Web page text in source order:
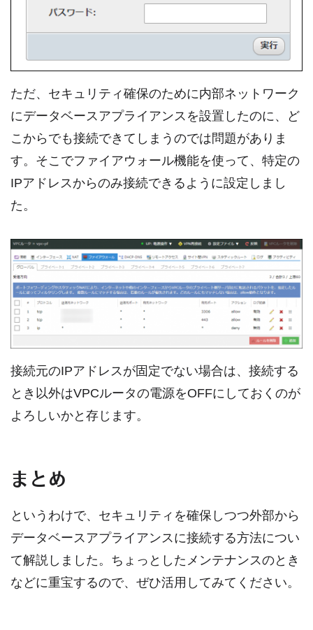
ただ、セキュリティ確保のために内部ネットワーク
にデータベースアプライアンスを設置したのに、ど
こからでも接続できてしまうのでは問題がありま
す。そこでファイアウォール機能を使って、特定の
IPアドレスからのみ接続できるように設定しまし
た。
接続元のIPアドレスが固定でない場合は、接続する
とき以外はVPCルータの電源をOFFにしておくのが
よろしいかと存じます。
まとめ
というわけで、セキュリティを確保しつつ外部から
データベースアプライアンスに接続する方法につい
て解説しました。ちょっとしたメンテナンスのとき
などに重宝するので、ぜひ活用してみてください。